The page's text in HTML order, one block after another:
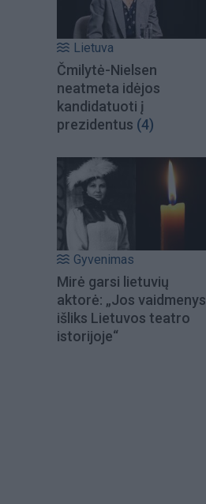
Lietuva
Čmilytė-Nielsen
neatmeta idėjos
kandidatuoti į
prezidentus (4)
Gyvenimas
Mirė garsi lietuvių
aktorė: „Jos vaidmenys
išliks Lietuvos teatro
istorijoje“